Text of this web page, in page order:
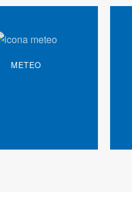
METEO